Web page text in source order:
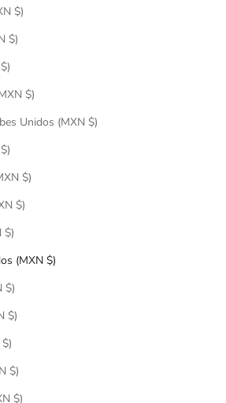
Dominica (MXN $)
Ecuador (MXN $)
Egipto (MXN $)
El Salvador (MXN $)
Emiratos Árabes Unidos (MXN $)
Eritrea (MXN $)
Eslovaquia (MXN $)
Eslovenia (MXN $)
España (MXN $)
Estados Unidos (MXN $)
Estonia (MXN $)
Esuatini (MXN $)
Etiopía (MXN $)
Filipinas (MXN $)
Finlandia (MXN $)